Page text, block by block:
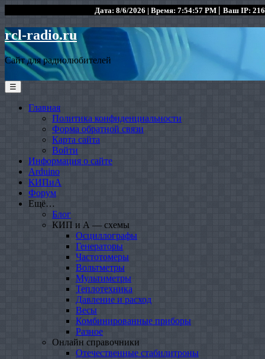
Дата: 8/6/2026 | Время: 7:54:57 PM | Ваш IP:
rcl-radio.ru
Сайт для радиолюбителей
☰
Главная
Политика конфиденциальности
Форма обратной связи
Карта сайта
Войти
Информация о сайте
Arduino
КИПиА
Форум
Ещё…
Блог
КИП и А — схемы
Осциллографы
Генераторы
Частотомеры
Вольтметры
Мультиметры
Теплотехника
Давление и расход
Весы
Комбинированные приборы
Разное
Онлайн справочники
Отечественные стабилитроны